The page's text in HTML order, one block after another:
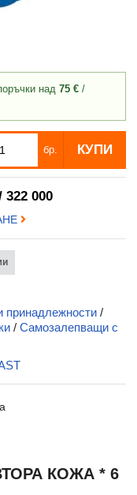
над 75 € /
бр. КУПИ
322 000
принадлежности /
/ Самозалепващи с
КОЖА * 6